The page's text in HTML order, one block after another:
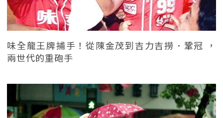
味全龍王牌捕手！從陳金茂到吉力吉撈．鞏冠 ，
兩世代的重砲手